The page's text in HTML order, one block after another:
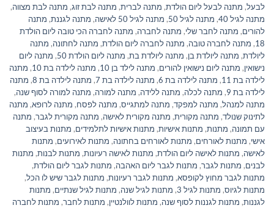
לבעל,מתנה לבעל ליום הולדת,מתנה לברית,מתנה לבת זוג,מתנה לבת מצווה,
מתנה לגיל 40
,מתנה לגיל 50 ,מתנה לגיל 50 לאישה ,מתנה לגננת,מתנה
להורים,מתנה לחבר שלי,מתנה לחברה,מתנה לחברה הכי טובה ליום הולדת
18
,מתנה לחברה טובה,מתנה לחברה ליום הולדת,מתנה לחתונה,מתנה
ליולדת,מתנה ליולדת בן,מתנה ליולדת בת,מתנה ליום הולדת 50 ,מתנה ליום
נישואין,מתנה ליום נישואין להורים,מתנה לילד בן 10 ,מתנה לילדה בת 10 ,מתנה
לילדה בת 11
,מתנה לילדה בת 6 ,מתנה לילדה בת 7 ,מתנה לילדה בת 8 ,מתנה
לילדה בת 9 ,מתנה לכלה,מתנה ללידה,מתנה למורה,מתנה למורה לסוף שנה,
מתנה למנהל,מתנה למפקד,מתנה למתגייס,מתנה לפסח,מתנה לרופא,מתנה
לתינוק שנולד,מתנה מקורית,מתנה מקורית לאישה,מתנה מקורית לגבר,מתנה
עם תמונה,מתנות,מתנות אישיות,מתנות אישיות לתלמידים,מתנות בעיצוב
אישי,מתנות לאורחים,מתנות לאורחים בחתונה,מתנות לאירועים,מתנות
לאישה,מתנות לאישה ליום הולדת,מתנות לאישה רעיונות,מתנות לבנות,מתנות
לבנים,מתנות לגבר,מתנות לגבר ליום האהבה,מתנות לגבר ליום הולדת,
מתנות לגבר מחוץ לקופסא,מתנות לגבר רעיונות,מתנות לגבר שיש לו הכל,
מתנות לגיוס,מתנות לגיל 3 ,מתנות לגיל שנה,מתנות לגיל שנתיים,מתנות
לגננות,מתנות לגננות לסוף שנה,מתנות לוולנטיין,מתנות לחבר,מתנות לחברה